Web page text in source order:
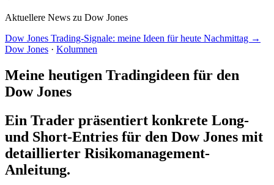
Aktuellere News zu Dow Jones
Dow Jones Trading-Signale: meine Ideen für heute Nachmittag →
Dow Jones · Kolumnen
Meine heutigen Tradingideen für den
Dow Jones
Ein Trader präsentiert konkrete Long-
und Short-Entries für den Dow Jones mit
detaillierter Risikomanagement-
Anleitung.